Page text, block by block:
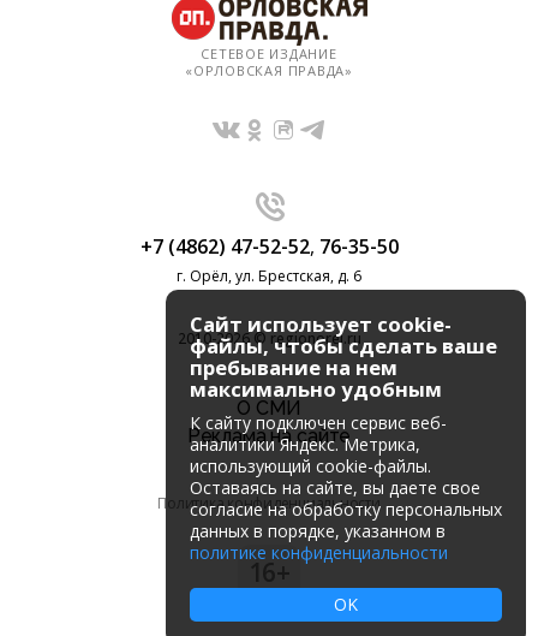
СЕТЕВОЕ ИЗДАНИЕ
«ОРЛОВСКАЯ ПРАВДА»
+7 (4862) 47-52-52, 76-35-50
г. Орёл, ул. Брестская, д. 6
2010-2026 © regionorel.ru
О СМИ
Реклама на сайте
Политика конфиденциальности
16+
Сайт использует cookie-
файлы, чтобы сделать ваше
пребывание на нем
максимально удобным
К cайту подключен сервис веб-
аналитики Яндекс. Метрика,
использующий cookie-файлы.
Оставаясь на сайте, вы даете свое
согласие на обработку персональных
данных в порядке, указанном в
политике конфиденциальности
OK